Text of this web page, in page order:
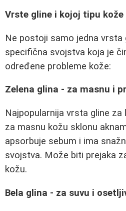
Vrste gline i kojoj tipu kože
Ne postoji samo jedna vrsta
specifična svojstva koja je
određene probleme kože:
Zelena glina - za masnu i
Najpopularnija vrsta gline za
za masnu kožu sklonu
apsorbuje sebum i ima
svojstva. Može biti prejaka
kožu.
Bela glina - za suvu i